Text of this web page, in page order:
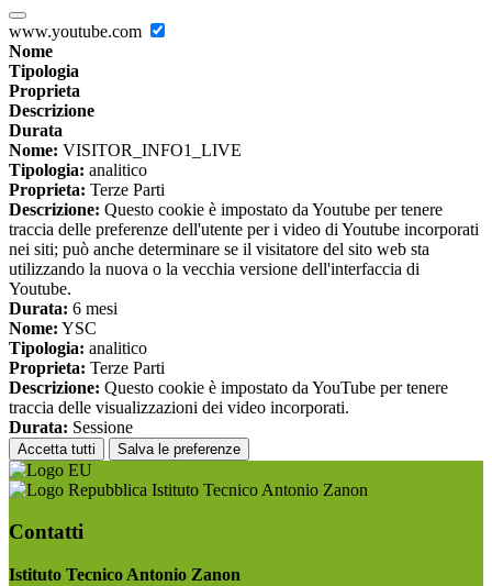
www.youtube.com
Nome
Tipologia
Proprieta
Descrizione
Durata
Nome: VISITOR_INFO1_LIVE
Tipologia: analitico
Proprieta: Terze Parti
Descrizione: Questo cookie è impostato da Youtube per tenere
traccia delle preferenze dell'utente per i video di Youtube incorporati
nei siti; può anche determinare se il visitatore del sito web sta
utilizzando la nuova o la vecchia versione dell'interfaccia di
Youtube.
Durata: 6 mesi
Nome: YSC
Tipologia: analitico
Proprieta: Terze Parti
Descrizione: Questo cookie è impostato da YouTube per tenere
traccia delle visualizzazioni dei video incorporati.
Durata: Sessione
Accetta tutti Salva le preferenze
Istituto Tecnico Antonio Zanon
Contatti
Istituto Tecnico Antonio Zanon